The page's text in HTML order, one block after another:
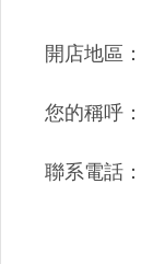
開店地區：
您的稱呼：
聯系電話：